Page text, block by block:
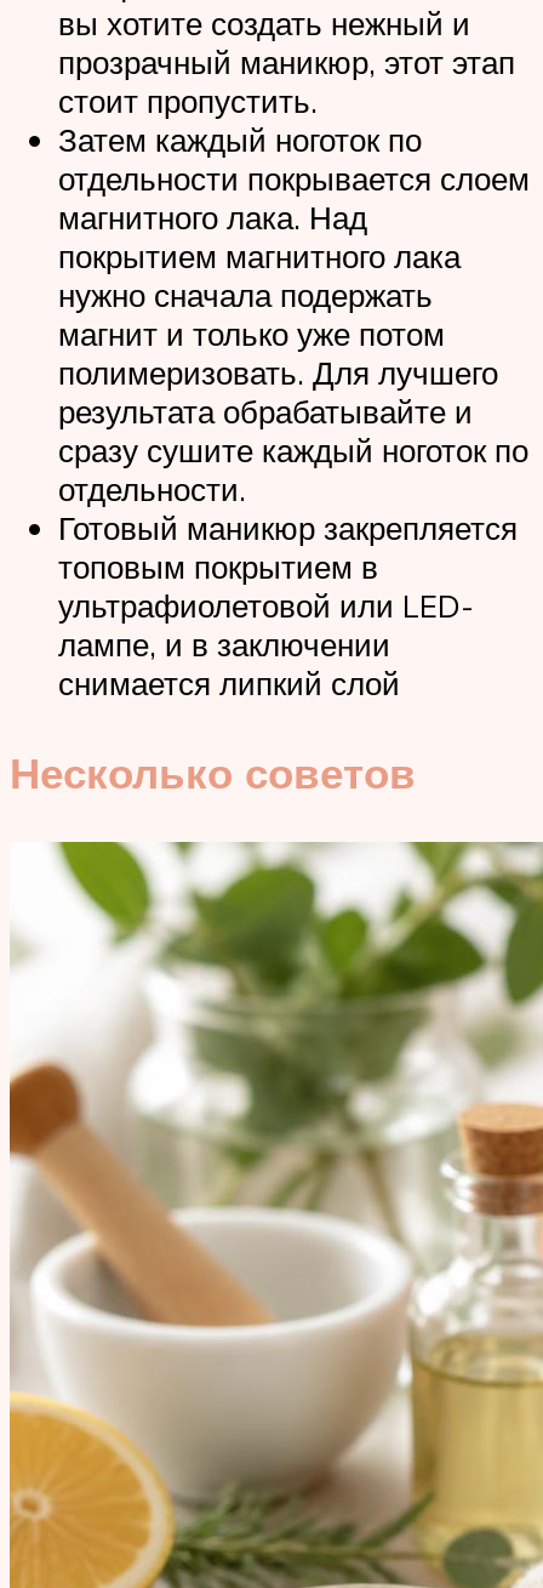
вы хотите создать нежный и
прозрачный маникюр, этот этап
стоит пропустить.
Затем каждый ноготок по
отдельности покрывается слоем
магнитного лака. Над
покрытием магнитного лака
нужно сначала подержать
магнит и только уже потом
полимеризовать. Для лучшего
результата обрабатывайте и
сразу сушите каждый ноготок по
отдельности.
Готовый маникюр закрепляется
топовым покрытием в
ультрафиолетовой или LED-
лампе, и в заключении
снимается липкий слой
Несколько советов